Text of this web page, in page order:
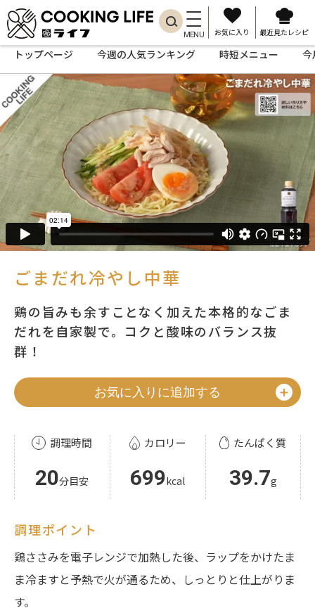
お気に入り 最近見たレシピ
MENU
トップページ 今週の人気ランキング 時短メニュー 今
ごまだれ冷やし中華
鶏の旨みも余すことなく加えた本格的なごま
だれを自家製で。コクと酸味のバランス抜
群！
お気に入りに追加する
調理時間
20分目安
カロリー
699kcal
たんぱく質
39.7g
調理ポイント
鶏ささみを電子レンジで加熱した後、ラップをかけたま
ま冷ますと予熱で火が通るため、しっとりと仕上がりま
す。